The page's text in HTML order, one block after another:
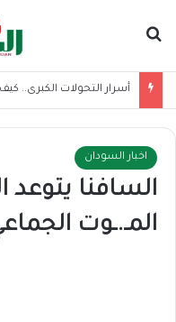
اخبار السودان
السافنا يتوعد
المـ.ـوت